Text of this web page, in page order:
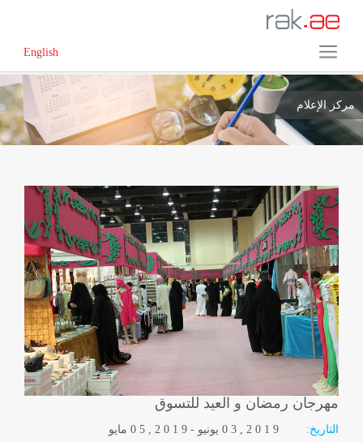
English
مركز الإعلام
مهرجان رمضان و العيد للتسوق
التاريخ: 0 5 , 2 0 1 9- يونيو 0 3 , 2 0 1 9